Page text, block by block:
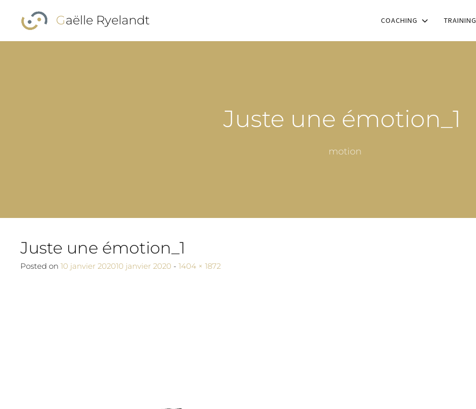
Gaëlle Ryelandt COACHING TRAINING
Juste une émotion_1
Emotion
Juste une émotion_1
Posted on10 janvier 202010 janvier 2020 -Full size
1404 × 1872